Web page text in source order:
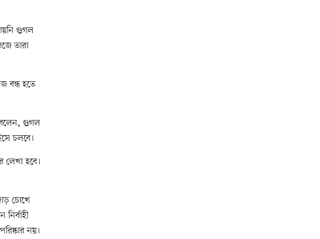
গুগল
তারা
বন্ধ হতে
বলেন, গুগল
চলবে।
হবে।
চোখে
নয়।